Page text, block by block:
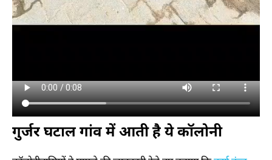
गुर्जर घटाल गांव में आती है ये कॉलोनी